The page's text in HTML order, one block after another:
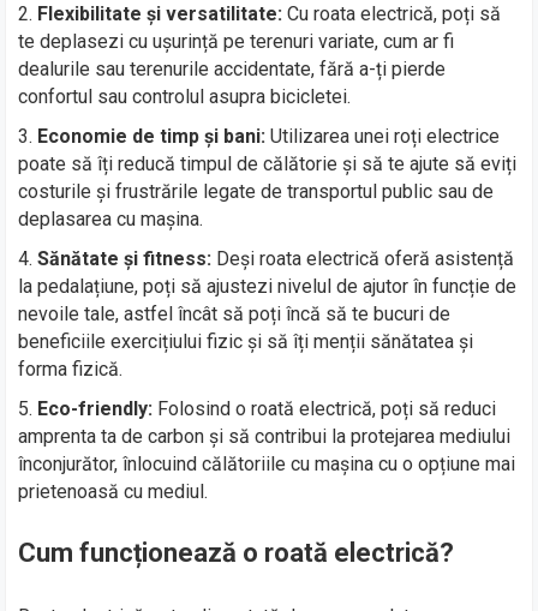
Flexibilitate și versatilitate: Cu roata electrică, poți să
te deplasezi cu ușurință pe terenuri variate, cum ar fi
dealurile sau terenurile accidentate, fără a-ți pierde
confortul sau controlul asupra bicicletei.
Economie de timp și bani: Utilizarea unei roți electrice
poate să îți reducă timpul de călătorie și să te ajute să eviți
costurile și frustrările legate de transportul public sau de
deplasarea cu mașina.
Sănătate și fitness: Deși roata electrică oferă asistență
la pedalațiune, poți să ajustezi nivelul de ajutor în funcție de
nevoile tale, astfel încât să poți încă să te bucuri de
beneficiile exercițiului fizic și să îți menții sănătatea și
forma fizică.
Eco-friendly: Folosind o roată electrică, poți să reduci
amprenta ta de carbon și să contribui la protejarea mediului
înconjurător, înlocuind călătoriile cu mașina cu o opțiune mai
prietenoasă cu mediul.
Cum funcționează o roată electrică?